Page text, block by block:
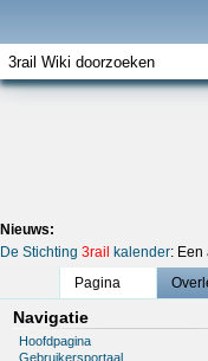
Nieuws:
De Stichting 3rail kalender:
Pagina
Navigatie
Hoofdpagina
Gebruikersportaal